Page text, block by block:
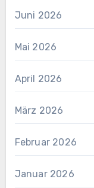
Juni 2026
Mai 2026
April 2026
März 2026
Februar 2026
Januar 2026